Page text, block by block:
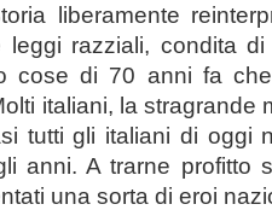
liberamente
razziali, condita di
cose di 70 anni fa
italiani, la stragrande
tutti gli italiani di oggi
anni. A trarne profitto
una sorta di eroi